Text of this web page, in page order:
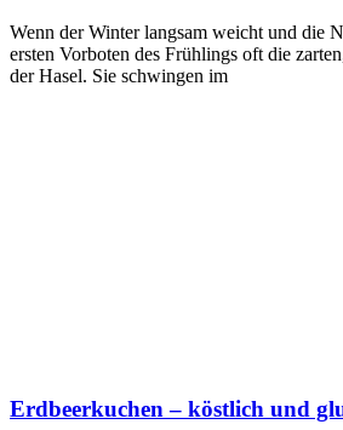
Wenn der Win­ter lang­sam weicht und die
ers­ten Vor­bo­ten des Früh­lings oft die
der Hasel. Sie schwin­gen im
Erdbeerkuchen – köstlich und